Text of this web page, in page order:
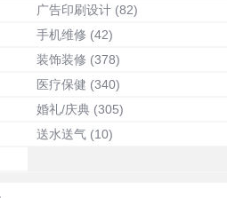
广告印刷设计 (82)
手机维修 (42)
装饰装修 (378)
医疗保健 (340)
婚礼/庆典 (305)
送水送气 (10)